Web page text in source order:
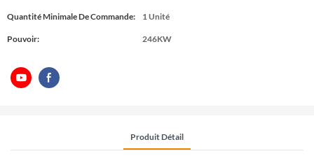
Quantité Minimale De Commande: 1 Unité
Pouvoir: 246KW
Produit Détail